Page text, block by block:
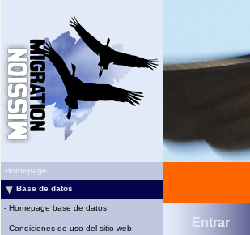
Homepage
Base de datos
- Homepage base de datos
- Condiciones de uso del sitio web Entrar